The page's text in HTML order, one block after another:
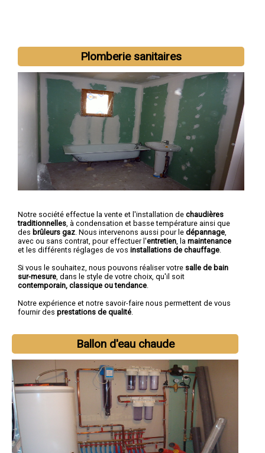
Plomberie sanitaires
Notre société effectue la vente et l'installation de chaudières
traditionnelles , à condensation et basse température ainsi que
des brûleurs gaz . Nous intervenons aussi pour le dépannage
avec ou sans contrat, pour effectuer l'entretien , la maintenance
et les différents réglages de vos installations de chauffage
Si vous le souhaitez, nous pouvons réaliser votre salle de bain
sur-mesure , dans le style de votre choix, qu'il soit
contemporain, classique ou tendance
Notre expérience et notre savoir-faire nous permettent de vous
fournir des prestations de qualité
Ballon d'eau chaude